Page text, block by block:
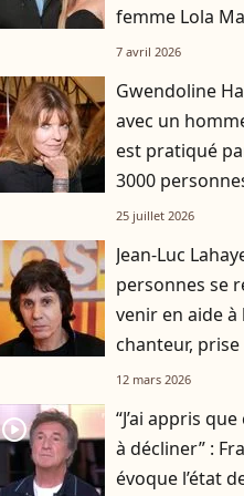
femme Lola
situation
7 avril 2026
Gwendoline
avec un
est pratiqué
3000
25 juillet 2026
Jean-Luc
personnes se
venir en aide à
chanteur,
2019
12 mars 2026
player2
“J’ai appris
à décliner” :
évoque l’état